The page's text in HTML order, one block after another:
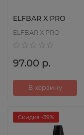
ELFBAR X PRO
ELFBAR X PRO
97.00 р.
В корзину
Скидка -39%